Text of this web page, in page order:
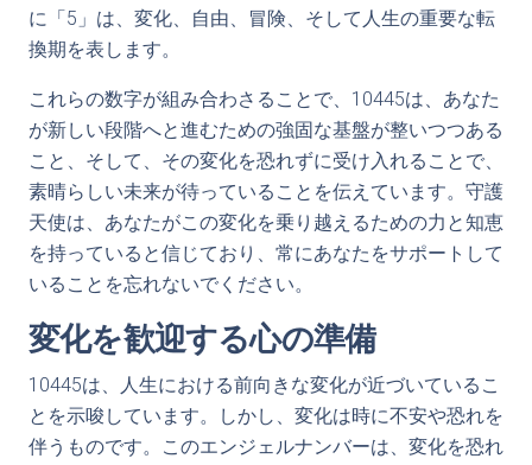
に「5」は、変化、自由、冒険、そして人生の重要な転
換期を表します。
これらの数字が組み合わさることで、10445は、あなた
が新しい段階へと進むための強固な基盤が整いつつある
こと、そして、その変化を恐れずに受け入れることで、
素晴らしい未来が待っていることを伝えています。守護
天使は、あなたがこの変化を乗り越えるための力と知恵
を持っていると信じており、常にあなたをサポートして
いることを忘れないでください。
変化を歓迎する心の準備
10445は、人生における前向きな変化が近づいているこ
とを示唆しています。しかし、変化は時に不安や恐れを
伴うものです。このエンジェルナンバーは、変化を恐れ